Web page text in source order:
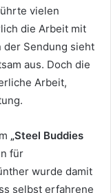
vielen
die Arbeit mit
der Sendung sieht
aus. Doch die
Arbeit,
„Steel Buddies
für
wurde damit
selbst erfahrene